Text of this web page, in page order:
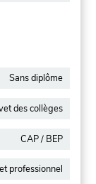
Sans diplôme
des collèges
CAP / BEP
professionnel